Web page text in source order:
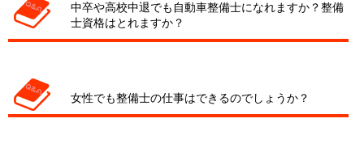
中卒や高校中退でも自動車整備士になれますか？整備
士資格はとれますか？
女性でも整備士の仕事はできるのでしょうか？